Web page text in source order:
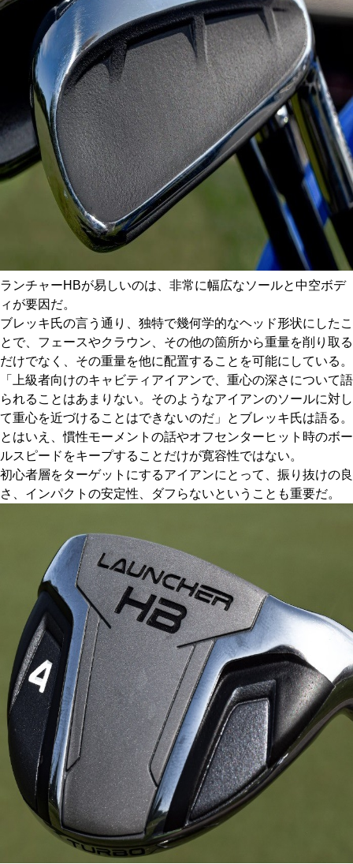
ランチャーHBが易しいのは、非常に幅広なソールと中空ボデ
ィが要因だ。
ブレッキ氏の言う通り、独特で幾何学的なヘッド形状にしたこ
とで、フェースやクラウン、その他の箇所から重量を削り取る
だけでなく、その重量を他に配置することを可能にしている。
「上級者向けのキャビティアイアンで、重心の深さについて語
られることはあまりない。そのようなアイアンのソールに対し
て重心を近づけることはできないのだ」とブレッキ氏は語る。
とはいえ、慣性モーメントの話やオフセンターヒット時のボー
ルスピードをキープすることだけが寛容性ではない。
初心者層をターゲットにするアイアンにとって、振り抜けの良
さ、インパクトの安定性、ダフらないということも重要だ。